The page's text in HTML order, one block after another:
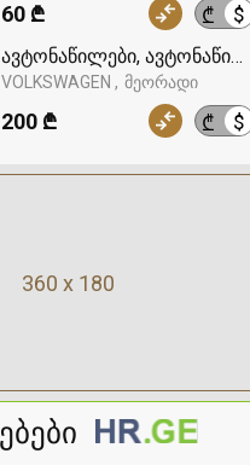
₾ $
60 ₾
ავტონაწილები,
VOLKSWAGEN მეორადი
₾ $
200 ₾
360 x 180